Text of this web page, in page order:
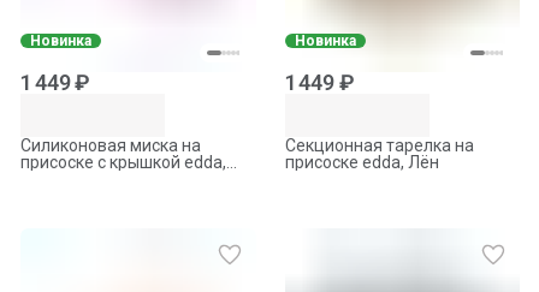
Новинка
1 449 ₽
Силиконовая миска на
присоске с крышкой edda,
Новинка
1 449 ₽
Секционная тарелка на
присоске edda, Лён